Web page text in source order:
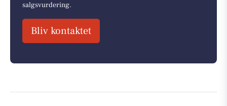
salgsvurdering.
Bliv kontaktet